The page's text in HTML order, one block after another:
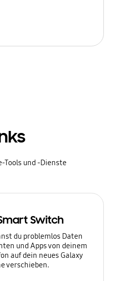
Tools und -Dienste
Switch
du problemlos Daten
und Apps von deinem
auf dein neues Galaxy
verschieben.